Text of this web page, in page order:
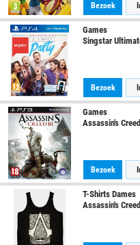
Bezoek
Games
Singstar
Bezoek
Games
Assassin's
Bezoek
T-Shirts Dames
Assassin's